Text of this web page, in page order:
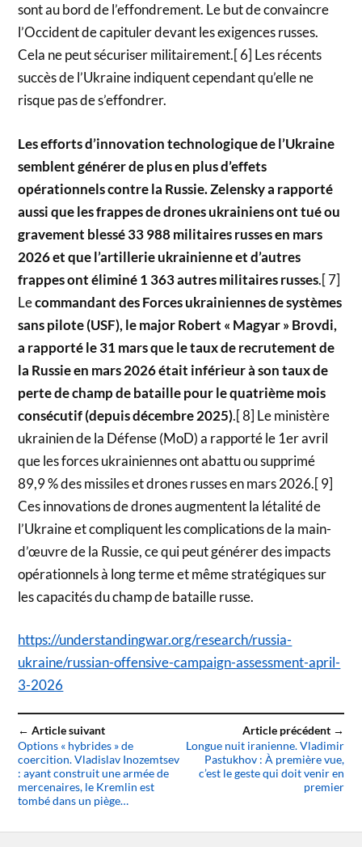
sont au bord de l’effondrement. Le but de convaincre
l’Occident de capituler devant les exigences russes.
Cela ne peut sécuriser militairement.[ 6] Les récents
succès de l’Ukraine indiquent cependant qu’elle ne
risque pas de s’effondrer.
Les efforts d’innovation technologique de l’Ukraine
semblent générer de plus en plus d’effets
opérationnels contre la Russie. Zelensky a rapporté
aussi que les frappes de drones ukrainiens ont tué ou
gravement blessé 33 988 militaires russes en mars
2026 et que l’artillerie ukrainienne et d’autres
frappes ont éliminé 1 363 autres militaires russes.[ 7]
Lecommandant des Forces ukrainiennes de systèmes
sans pilote (USF), le major Robert « Magyar » Brovdi,
a rapporté le 31 mars que le taux de recrutement de
la Russie en mars 2026 était inférieur à son taux de
perte de champ de bataille pour le quatrième mois
consécutif (depuis décembre 2025).[ 8] Le ministère
ukrainien de la Défense (MoD) a rapporté le 1er avril
que les forces ukrainiennes ont abattu ou supprimé
89,9 % des missiles et drones russes en mars 2026.[ 9]
Ces innovations de drones augmentent la létalité de
l’Ukraine et compliquent les complications de la main-
d’œuvre de la Russie, ce qui peut générer des impacts
opérationnels à long terme et même stratégiques sur
les capacités du champ de bataille russe.
https://understandingwar.org/research/russia-
ukraine/russian-offensive-campaign-assessment-april-
3-2026
← Article suivant
Options « hybrides » de
coercition. Vladislav Inozemtsev
: ayant construit une armée de
mercenaires, le Kremlin est
tombé dans un piège…
Article précédent →
Longue nuit iranienne. Vladimir
Pastukhov : À première vue,
c’est le geste qui doit venir en
premier